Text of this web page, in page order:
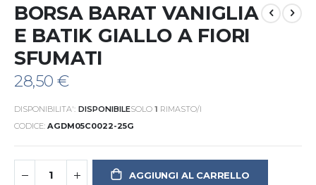
all'inizio
galleria
di
immagini
BORSA BARAT VANIGLIA
E BATIK GIALLO A FIORI
SFUMATI
28,50 €
DISPONIBILITA': DISPONIBILESOLO 1 RIMASTO/I
CODICE AGDM05C0022-25G
AGGIUNGI AL CARRELLO